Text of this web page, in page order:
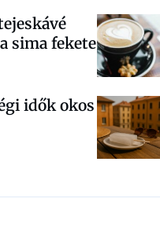
sima fekete
idők okos